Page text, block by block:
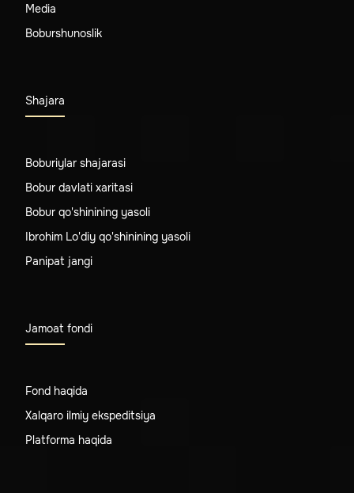
Media
Boburshunoslik
Shajara
Boburiylar shajarasi
Bobur davlati xaritasi
Bobur qo'shinining yasoli
Ibrohim Lo'diy qo'shinining yasoli
Panipat jangi
Jamoat fondi
Fond haqida
Xalqaro ilmiy ekspeditsiya
Platforma haqida